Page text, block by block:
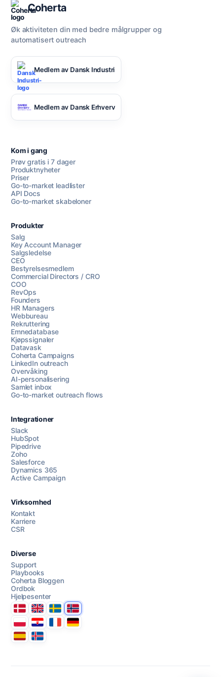
Chat med oss
Coherta
Øk aktiviteten din med bedre målgrupper og
automatisert outreach
Medlem av Dansk Industri
Medlem av Dansk Erhverv
Kom i gang
Prøv gratis i 7 dager
Produktnyheter
Priser
Go-to-market leadlister
API Docs
Go-to-market skabeloner
Produkter
Salg
Key Account Manager
Salgsledelse
CEO
Bestyrelsesmedlem
Commercial Directors / CRO
COO
RevOps
Founders
HR Managers
Webbureau
Rekruttering
Emnedatabase
Kjøpssignaler
Datavask
Coherta Campaigns
LinkedIn outreach
Overvåking
AI-personalisering
Samlet inbox
Go-to-market outreach flows
Integrationer
Slack
HubSpot
Pipedrive
Zoho
Salesforce
Dynamics 365
Active Campaign
Virksomhed
Kontakt
Karriere
CSR
Diverse
Support
Playbooks
Coherta Bloggen
Ordbok
Hjelpesenter
DanmarkUnited Kingdom
SverigeNorge
PolskaHrvatskaFranceDeutschland
EspanaÍsland